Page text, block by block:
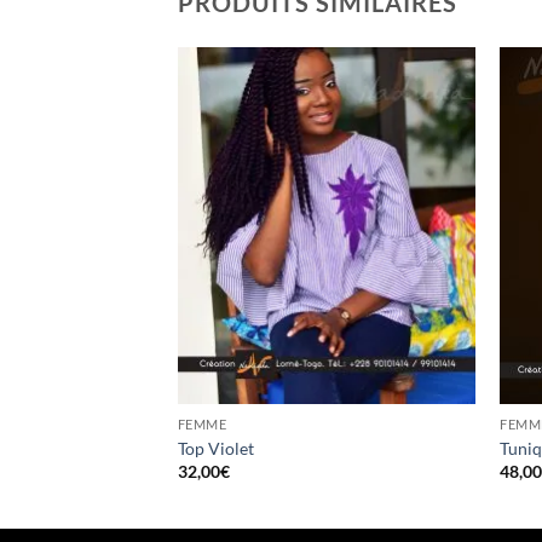
FEMME
Top Violet
32,00€
48,00